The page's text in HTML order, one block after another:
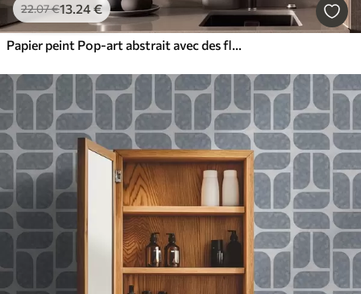
22.07€13.24€
Papier peint Pop-art abstrait avec des fleurs, des baies et des motifs